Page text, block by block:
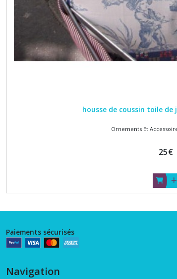
housse de coussin toile de
Ornements Et
25€
Paiements sécurisés
Navigation